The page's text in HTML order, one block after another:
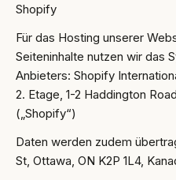
Shopify
Für das Hosting unserer
Seiteninhalte nutzen wir das
Anbieters: Shopify
2. Etage, 1-2 Haddington
(„Shopify“)
Daten werden zudem
St, Ottawa, ON K2P 1L4,